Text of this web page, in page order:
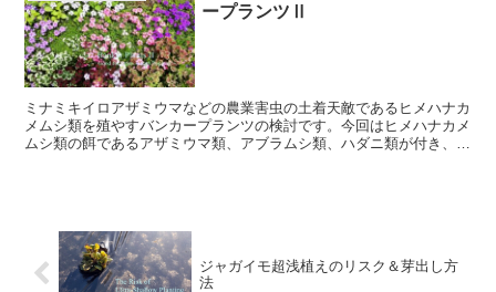
ープランツⅡ
ミナミキイロアザミウマなどの農業害虫の土着天敵であるヒメハナカ
メムシ類を殖やすバンカープランツの検討です。今回はヒメハナカメ
ムシ類の餌であるアザミウマ類、アブラムシ類、ハダニ類が付き、ヒ
ジャガイモ超浅植えのリスク＆芽出し方
法